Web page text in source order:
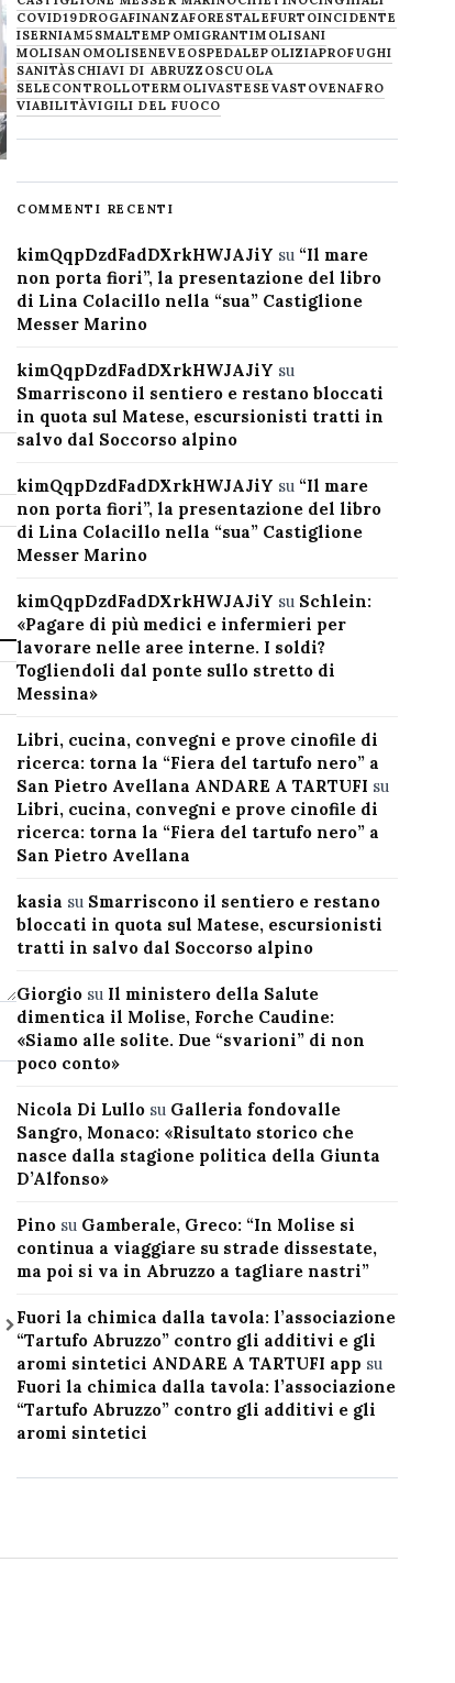
COVID19DROGAFINANZAFORESTALEFURTOINCIDENTE
ISERNIAM5SMALTEMPOMIGRANTIMOLISANI
MOLISANOMOLISENEVE OSPEDALEPOLIZIAPROFUGHI
SANITÀSCHIAVI DI ABRUZZOSCUOLA
SELECONTROLLOTERMOLIVASTESE VASTOVENAFRO
VIABILITÀVIGILI DEL FUOCO
COMMENTI RECENTI
kimQqpDzdFadDXrkHWJAJiY su “Il mare
non porta fiori”, la presentazione del libro
di Lina Colacillo nella “sua” Castiglione
Messer Marino
kimQqpDzdFadDXrkHWJAJiY su
Smarriscono il sentiero e restano bloccati
in quota sul Matese, escursionisti tratti in
salvo dal Soccorso alpino
kimQqpDzdFadDXrkHWJAJiY su “Il mare
non porta fiori”, la presentazione del libro
di Lina Colacillo nella “sua” Castiglione
Messer Marino
kimQqpDzdFadDXrkHWJAJiY su Schlein:
«Pagare di più medici e infermieri per
lavorare nelle aree interne. I soldi?
Togliendoli dal ponte sullo stretto di
Messina»
Libri, cucina, convegni e prove cinofile di
ricerca: torna la “Fiera del tartufo nero” a
San Pietro Avellana ANDARE A TARTUFI su
Libri, cucina, convegni e prove cinofile di
ricerca: torna la “Fiera del tartufo nero” a
San Pietro Avellana
kasia su Smarriscono il sentiero e restano
bloccati in quota sul Matese, escursionisti
tratti in salvo dal Soccorso alpino
Giorgiosu Il ministero della Salute
dimentica il Molise, Forche Caudine:
«Siamo alle solite. Due “svarioni” di non
poco conto»
Nicola Di Lullosu Galleria fondovalle
Sangro, Monaco: «Risultato storico che
nasce dalla stagione politica della Giunta
D’Alfonso»
Pinosu Gamberale, Greco: “In Molise si
continua a viaggiare su strade dissestate,
ma poi si va in Abruzzo a tagliare nastri”
Fuori la chimica dalla tavola: l’associazione
“Tartufo Abruzzo” contro gli additivi e gli
aromi sintetici ANDARE A TARTUFI app su
Fuori la chimica dalla tavola: l’associazione
“Tartufo Abruzzo” contro gli additivi e gli
aromi sintetici